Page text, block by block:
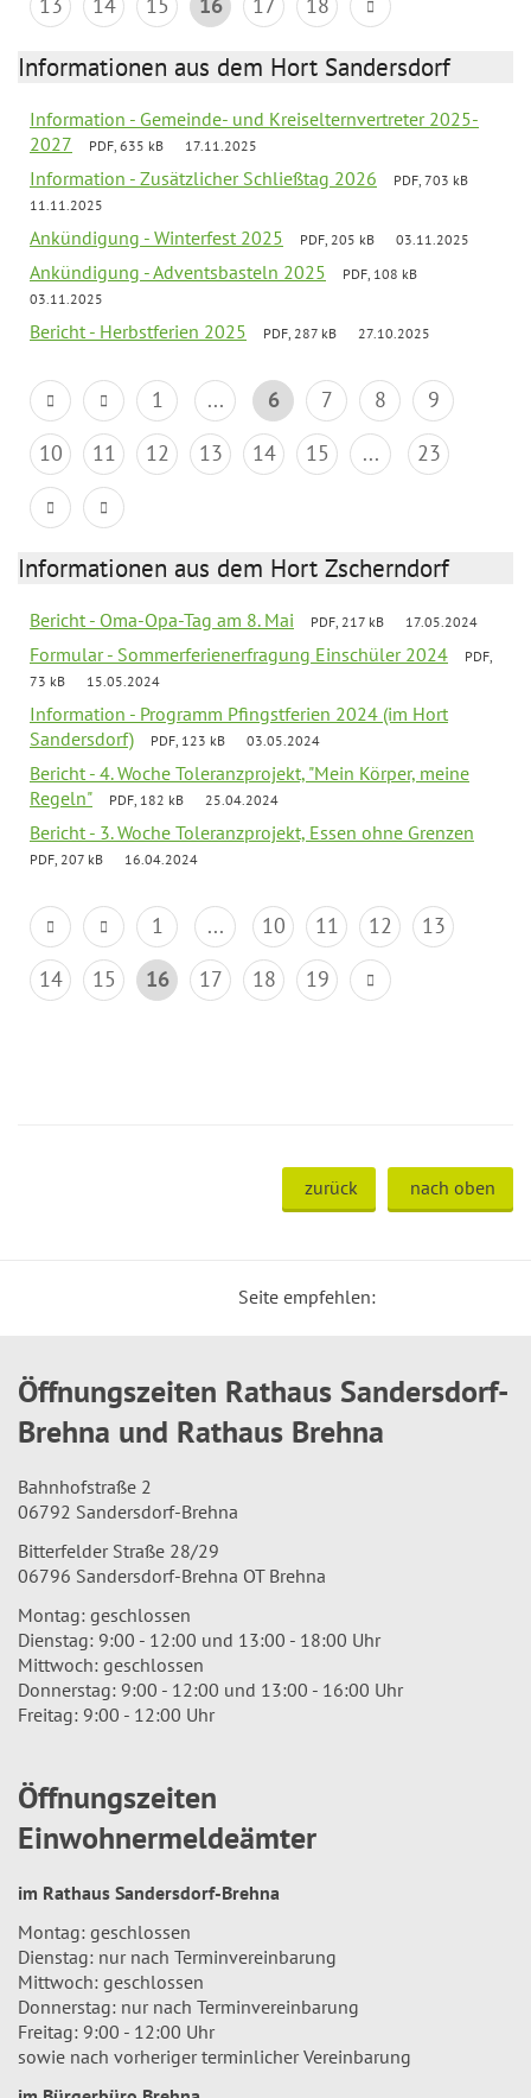
Informationen aus dem Hort Sandersdorf
Information - Gemeinde- und Kreiselternvertreter 2025-
2027
PDF, 635 kB 17.11.2025
Information - Zusätzlicher Schließtag 2026
PDF, 703 kB
11.11.2025
Ankündigung - Winterfest 2025 PDF, 205 kB 03.11.2025
Ankündigung - Adventsbasteln 2025
PDF, 108 kB
03.11.2025
Bericht - Herbstferien 2025 PDF, 287 kB 27.10.2025
1 ... 6 7 8
9
10
11 12 13 14 15 ... 23
Informationen aus dem Hort Zscherndorf
Bericht - Oma-Opa-Tag am 8. Mai PDF, 217 kB 17.05.2024
Formular - Sommerferienerfragung Einschüler 2024
PDF,
73 kB
15.05.2024
Information - Programm Pfingstferien 2024 (im Hort
Sandersdorf)
PDF, 123 kB 03.05.2024
Bericht - 4. Woche Toleranzprojekt, "Mein Körper, meine
Regeln"
PDF, 182 kB 25.04.2024
Bericht - 3. Woche Toleranzprojekt, Essen ohne Grenzen
PDF, 207 kB 16.04.2024
1 ... 10 11 12
13
14
15 16 17 18 19
zurück nach oben
Seite empfehlen:
Öffnungszeiten Rathaus Sandersdorf-
Brehna und Rathaus Brehna
Bahnhofstraße 2
06792 Sandersdorf-Brehna
Bitterfelder Straße 28/29
06796 Sandersdorf-Brehna OT Brehna
Montag: geschlossen
Dienstag: 9:00 - 12:00 und 13:00 - 18:00 Uhr
Mittwoch: geschlossen
Donnerstag: 9:00 - 12:00 und 13:00 - 16:00 Uhr
Freitag: 9:00 - 12:00 Uhr
Öffnungszeiten
Einwohnermeldeämter
im Rathaus Sandersdorf-Brehna
Montag: geschlossen
Dienstag: nur nach Terminvereinbarung
Mittwoch: geschlossen
Donnerstag: nur nach Terminvereinbarung
Freitag: 9:00 - 12:00 Uhr
sowie nach vorheriger terminlicher Vereinbarung